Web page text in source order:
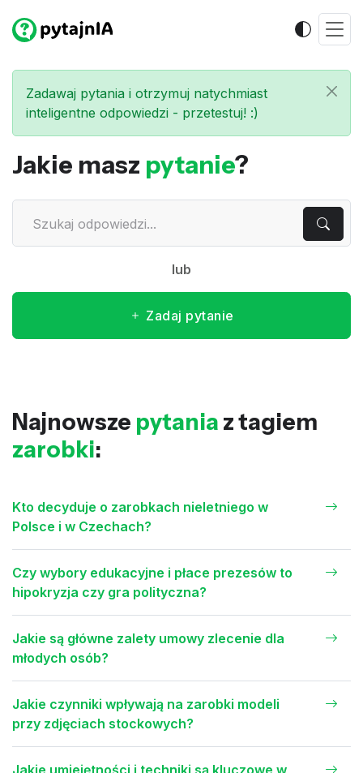
Zadawaj pytania i otrzymuj natychmiast
inteligentne odpowiedzi - przetestuj! :)
Jakie masz pytanie?
lub
Zadaj pytanie
Najnowsze pytania z tagiem
zarobki:
Kto decyduje o zarobkach nieletniego w
Polsce i w Czechach?
Czy wybory edukacyjne i płace prezesów to
hipokryzja czy gra polityczna?
Jakie są główne zalety umowy zlecenie dla
młodych osób?
Jakie czynniki wpływają na zarobki modeli
przy zdjęciach stockowych?
Jakie umiejętności i techniki są kluczowe w